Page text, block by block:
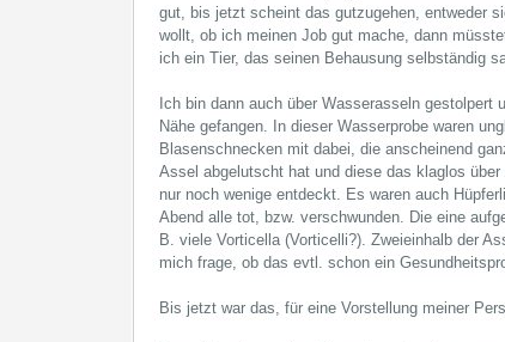
gut, bis jetzt scheint das gutzugehen, entweder
wollt, ob ich meinen Job gut mache, dann
ich ein Tier, das seinen Behausung selbständig
Ich bin dann auch über Wasserasseln gestolpert
Nähe gefangen. In dieser Wasserprobe waren
Blasenschnecken mit dabei, die anscheinend
Assel abgelutscht hat und diese das klaglos
nur noch wenige entdeckt. Es waren auch
Abend alle tot, bzw. verschwunden. Die eine
B. viele Vorticella (Vorticelli?). Zweieinhalb der
mich frage, ob das evtl. schon ein
Bis jetzt war das, für eine Vorstellung meiner